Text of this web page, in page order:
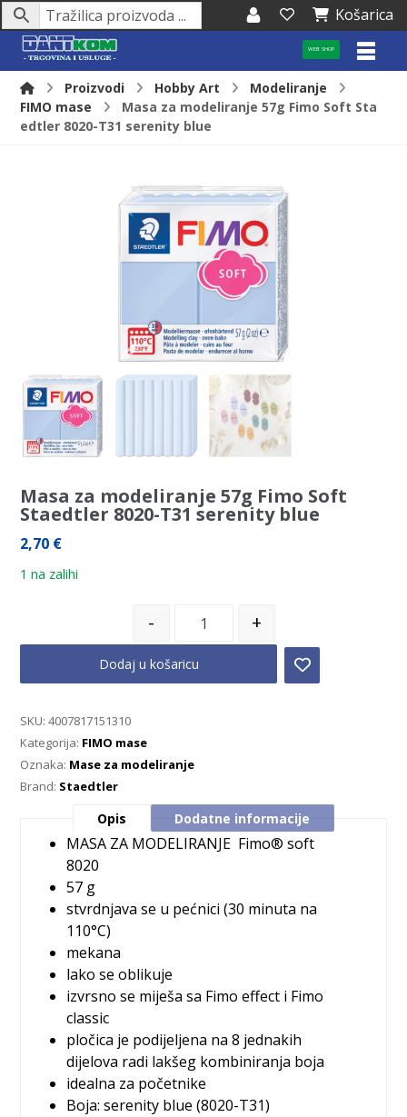
Košarica
WEB SHOP
Proizvodi Hobby Art
Modeliranje
FIMO mase
Masa za modeliranje 57g Fimo Soft Sta
edtler 8020-T31 serenity blue
Masa za modeliranje 57g Fimo Soft
Staedtler 8020-T31 serenity blue
2,70 €
1 na zalihi
- +
Dodaj u košaricu
SKU:4007817151310
Kategorija: FIMO mase
Oznaka: Mase za modeliranje
Brand: Staedtler
Opis Dodatne informacije
MASA ZA MODELIRANJE Fimo® soft
8020
57 g
stvrdnjava se u pećnici (30 minuta na
110°C)
mekana
lako se oblikuje
izvrsno se miješa sa Fimo effect i Fimo
classic
pločica je podijeljena na 8 jednakih
dijelova radi lakšeg kombiniranja boja
idealna za početnike
Boja: serenity blue (8020-T31)